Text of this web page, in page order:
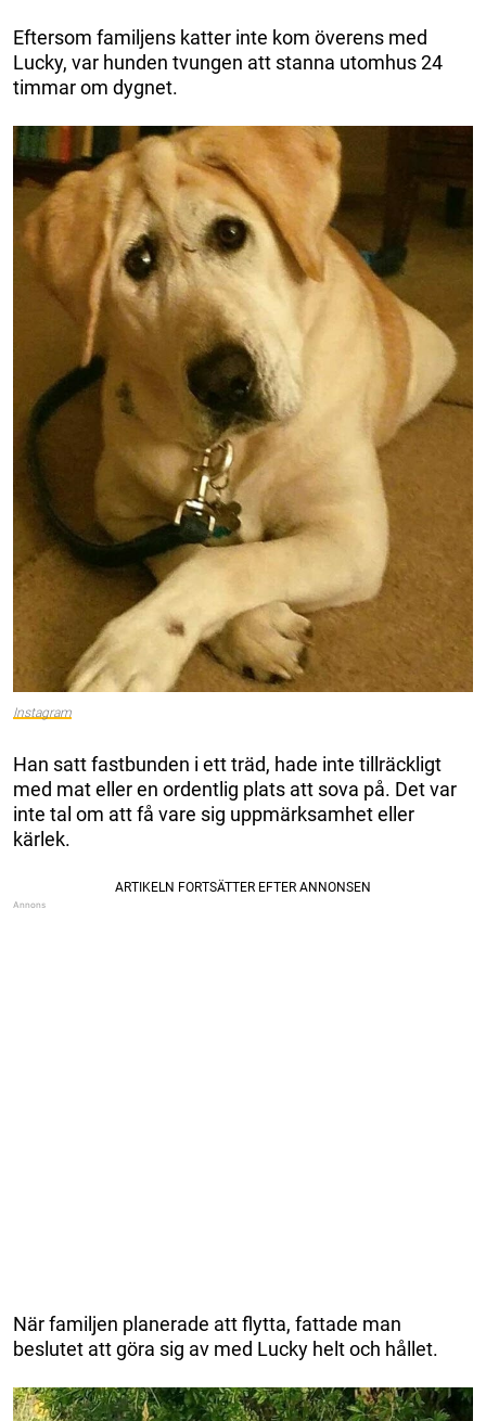
Eftersom familjens katter inte kom överens med
Lucky, var hunden tvungen att stanna utomhus 24
timmar om dygnet.
Instagram
Han satt fastbunden i ett träd, hade inte tillräckligt
med mat eller en ordentlig plats att sova på. Det var
inte tal om att få vare sig uppmärksamhet eller
kärlek.
När familjen planerade att flytta, fattade man
beslutet att göra sig av med Lucky helt och hållet.